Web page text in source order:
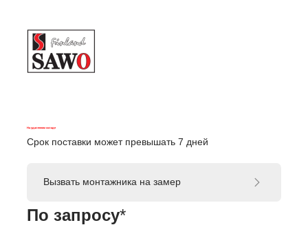
На удаленном складе
Срок поставки может превышать 7 дней
По запросу*
Вызвать монтажника на замер